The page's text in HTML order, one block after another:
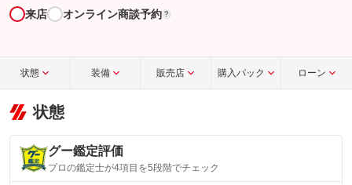
来店 オンライン商談予約 ?
状態 装備 販売店 購入パック ローン
状態
グー鑑定評価
プロの鑑定士が4項目を5段階でチェック